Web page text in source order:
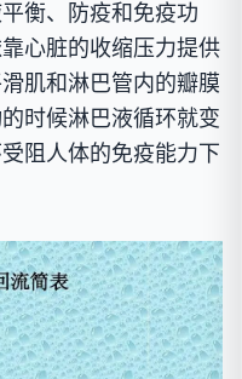
衡、防疫和免疫功
心脏的收缩压力提供
肌和淋巴管内的瓣膜
时候淋巴液循环就变
阻人体的免疫能力下